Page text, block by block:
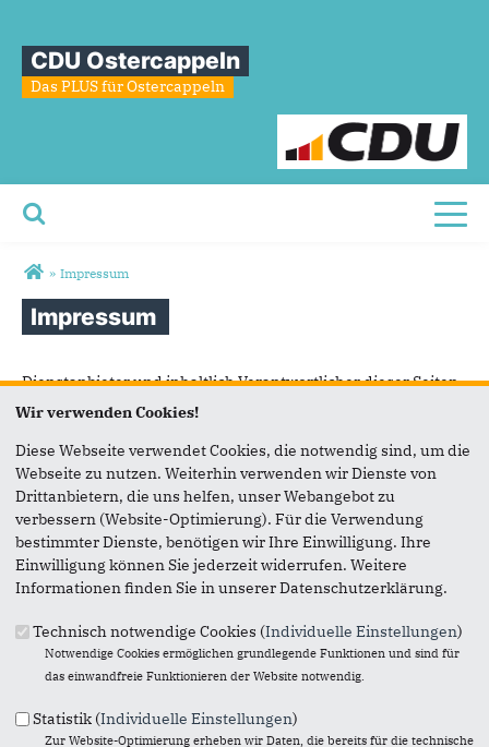
CDU Ostercappeln
Das PLUS für Ostercappeln
Sie sind hier
» Impressum
Impressum
Dienstanbieter und inhaltlich Verantwortlicher dieser Seiten
ist
CDU Ostercappeln
Többen Garten 13
49179 Ostercappeln
vertreten durch ihren Vorsitzenden, Andreas Wöstemeyer.
Sie erreichen uns wie folgt:
E-Mail:info@cdu-ostercappeln.de
Gestaltung, Technische Betreuung und Umsetzung
Union Betriebs-GmbH
Egermannstr. 2
Telefon (02226) 802-0
Wir verwenden Cookies!
Diese Webseite verwendet Cookies, die notwendig sind, um die
Webseite zu nutzen. Weiterhin verwenden wir Dienste von
Drittanbietern, die uns helfen, unser Webangebot zu
verbessern (Website-Optimierung). Für die Verwendung
bestimmter Dienste, benötigen wir Ihre Einwilligung. Ihre
Einwilligung können Sie jederzeit widerrufen. Weitere
Informationen finden Sie in unserer Datenschutzerklärung.
Technisch notwendige Cookies (Individuelle Einstellungen)
Notwendige Cookies ermöglichen grundlegende Funktionen und sind für
das einwandfreie Funktionieren der Website notwendig.
Statistik (Individuelle Einstellungen)
Zur Website-Optimierung erheben wir Daten, die bereits für die technische